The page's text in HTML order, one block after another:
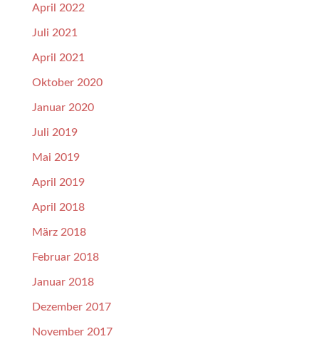
April 2022
Juli 2021
April 2021
Oktober 2020
Januar 2020
Juli 2019
Mai 2019
April 2019
April 2018
März 2018
Februar 2018
Januar 2018
Dezember 2017
November 2017